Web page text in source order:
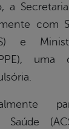
a
com
e
uma
Saúde